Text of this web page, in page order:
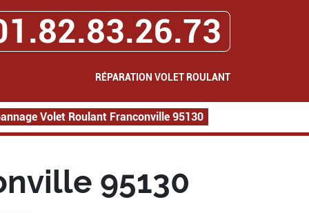
RÉPARATION VOLET ROULANT
Volet Roulant Franconville 95130
95130